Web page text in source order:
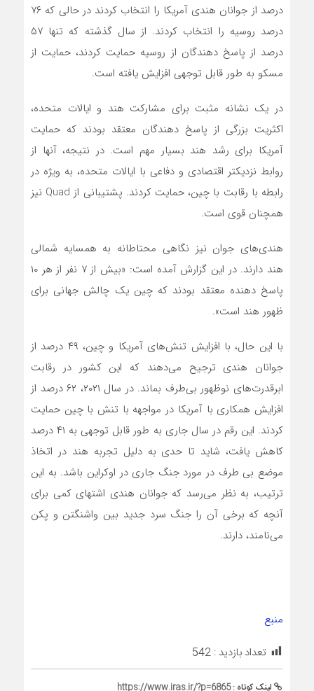
درصد از جوانان هندی آمریکا را انتخاب کردند در حالی که ۷۶
درصد روسیه را انتخاب کردند. از سال گذشته که تنها ۵۷
درصد از پاسخ دهندگان از روسیه حمایت کردند، حمایت از
مسکو به طور قابل توجهی افزایش یافته است.
در یک نشانه مثبت برای مشارکت هند و ایالات متحده،
اکثریت بزرگی از پاسخ دهندگان معتقد بودند که حمایت
آمریکا برای رشد هند بسیار مهم است. در نتیجه، آنها از
روابط نزدیکتر اقتصادی و دفاعی با ایالات متحده، به ویژه در
رابطه با رقابت با چین، حمایت کردند. پشتیبانی از Quad نیز
همچنان قوی است.
هندی‌های جوان نیز نگاهی محتاطانه به همسایه شمالی
هند دارند. در این گزارش آمده است: «بیش از ۷ نفر از هر ۱۰
پاسخ دهنده معتقد بودند که چین یک چالش جهانی برای
ظهور هند است».
با این حال، با افزایش تنش‌های آمریکا و چین، ۴۹ درصد از
جوانان هندی ترجیح می‌دهند که این کشور در رقابت
ابرقدرت‌های نوظهور بی‌طرف بماند. در سال ۲۰۲۱، ۶۲ درصد از
افزایش همکاری با آمریکا در مواجهه با تنش با چین حمایت
کردند. این رقم در سال جاری به طور قابل توجهی به ۴۱ درصد
کاهش یافت، شاید تا حدی به دلیل تجربه هند در اتخاذ
موضع بی طرف در مورد جنگ جاری در اوکراین باشد. به این
ترتیب، به نظر می‌رسد که جوانان هندی اشتهای کمی برای
آنچه که برخی آن را جنگ سرد جدید بین واشنگتن و پکن
می‌نامند، دارند.
منبع
تعداد بازدید : 542
لینک کوتاه :https://www.iras.ir/?p=6865